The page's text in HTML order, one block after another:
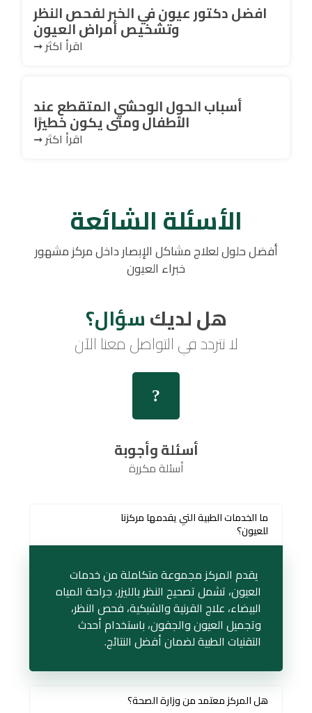
افضل دكتور عيون في الخبر لفحص النظر
وتشخيص أمراض العيون
اقرأ اكثر ➞
أسباب الحول الوحشي المتقطع عند
الأطفال ومتى يكون خطيرًا
اقرأ اكثر ➞
الأسئلة الشائعة
أفضل حلول لعلاج مشاكل الإبصار داخل مركز مشهور
خبراء العيون
هل لديكسؤال؟
لا تتردد في التواصل معنا الآن
أسئلة وأجوبة
أسئلة مكررة
ما الخدمات الطبية التي يقدمها مركزنا
للعيون؟
يقدم المركز مجموعة متكاملة من خدمات
العيون، تشمل تصحيح النظر بالليزر، جراحة المياه
البيضاء، علاج القرنية والشبكية، فحص النظر،
وتجميل العيون والجفون، باستخدام أحدث
التقنيات الطبية لضمان أفضل النتائج.
هل المركز معتمد من وزارة الصحة؟